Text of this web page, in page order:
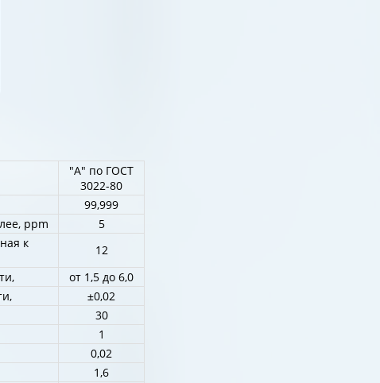
"А" по ГОСТ
3022-80
99,999
ppm
5
к
12
от 1,5 до 6,0
±0,02
30
1
0,02
1,6